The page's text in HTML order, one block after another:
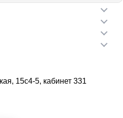
15с4-5, кабинет 331